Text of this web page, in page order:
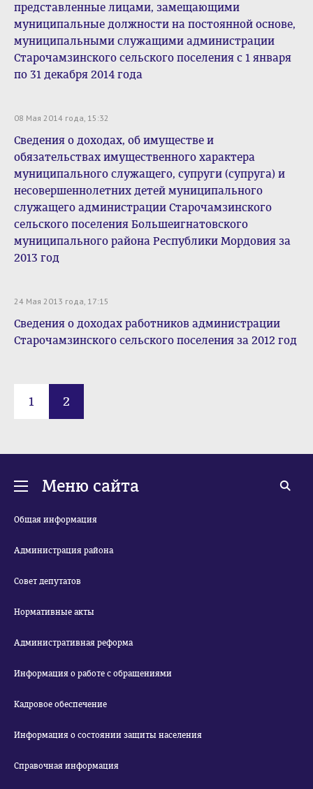
представленные лицами, замещающими
муниципальные должности на постоянной основе,
муниципальными служащими администрации
Старочамзинского сельского поселения с 1 января
по 31 декабря 2014 года
08 Мая 2014 года, 15:32
Сведения о доходах, об имуществе и
обязательствах имущественного характера
муниципального служащего, супруги (супруга) и
несовершеннолетних детей муниципального
служащего администрации Старочамзинского
сельского поселения Большеигнатовского
муниципального района Республики Мордовия за
2013 год
24 Мая 2013 года, 17:15
Сведения о доходах работников администрации
Старочамзинского сельского поселения за 2012 год
1 2
Меню сайта
Общая информация
Администрация района
Совет депутатов
Нормативные акты
Административная реформа
Информация о работе с обращениями
Кадровое обеспечение
Информация о состоянии защиты населения
Справочная информация